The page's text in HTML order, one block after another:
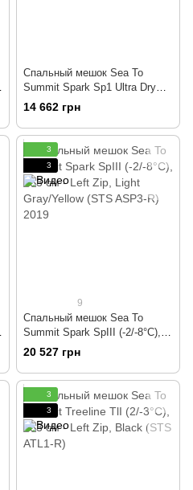
Спальный мешок Sea To
Summit Spark Sp1 Ultra Dry
(12/8°C), 183 см - Left Zip,
Grey (STS ASP1-R180L-UD)
14 662 грн
3
3
9
Спальный мешок Sea To
Summit Spark SpIII (-2/-8°C),
183 см - Left Zip, Light
Gray/Yellow (STS ASP3-R)
2019
20 527 грн
3
3